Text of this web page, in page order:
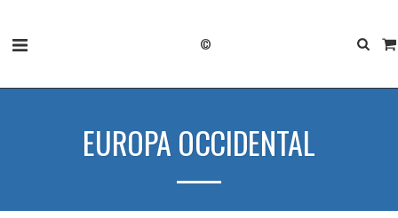
©
EUROPA OCCIDENTAL